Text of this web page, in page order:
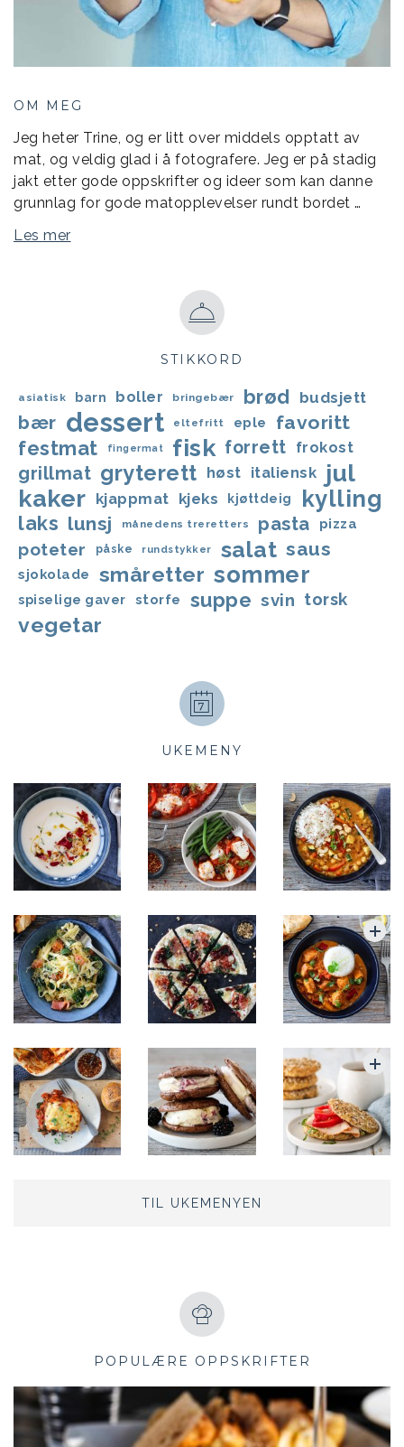
OM MEG
Jeg heter Trine, og er litt over middels opptatt av
mat, og veldig glad i å fotografere. Jeg er på stadig
jakt etter gode oppskrifter og ideer som kan danne
grunnlag for gode matopplevelser rundt bordet …
Les mer
STIKKORD
asiatisk barn boller bringebær brød budsjett
bær dessert eltefritt eple favoritt
festmat fingermat fisk forrett frokost
grillmat gryterett høst italiensk
jul
kaker kjappmat kjeks kjøttdeig kylling
laks lunsj månedens treretters pasta pizza
poteter påske rundstykker salat saus
sjokolade småretter sommer
spiselige gaver storfe suppe svin torsk
vegetar
UKEMENY
TIL UKEMENYEN
POPULÆRE OPPSKRIFTER